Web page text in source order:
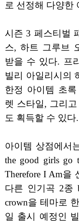
로 선정해 다양한
시즌 3 페스티벌
스, 하트 그루브
받을 수 있다. 프
빌리 아일리시의
한정 아이템 초
렛 스타일, 그리
도 획득할 수 있다.
아이템 상점에서
the good girls go
Therefore I Am을
다른 인기곡 2종
crown을 테마로
일 출시 예정인